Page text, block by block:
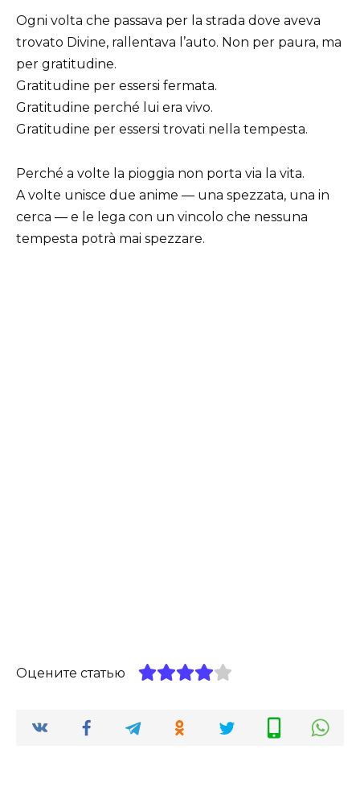
Ogni volta che passava per la strada dove aveva
trovato Divine, rallentava l’auto. Non per paura, ma
per gratitudine.
Gratitudine per essersi fermata.
Gratitudine perché lui era vivo.
Gratitudine per essersi trovati nella tempesta.
Perché a volte la pioggia non porta via la vita.
A volte unisce due anime — una spezzata, una in
cerca — e le lega con un vincolo che nessuna
tempesta potrà mai spezzare.
Оцените статью